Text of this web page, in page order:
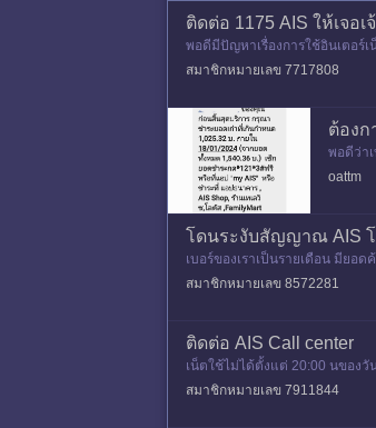
ติดต่อ 1175 AIS ให้เจอ
พอดีมีปัญหาเรื่องการใช้อินเตอร์
สมาชิกหมายเลข 7717808
ต้องก
พอดีว่า
อื่นก็ไม่
oattm
โดนระงับสัญญาณ AIS โ
เบอร์ของเราเป็นรายเดือน มียอ
&
สมาชิกหมายเลข 8572281
ติดต่อ AIS Call center
เน็ตใช้ไม่ได้ตั้งแต่ 20:00 นของวั
สมาชิกหมายเลข 7911844